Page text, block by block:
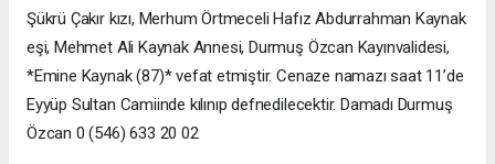
Şükrü Çakır kızı, Merhum Örtmeceli Hafız Abdurrahman Kaynak
eşi, Mehmet Ali Kaynak Annesi, Durmuş Özcan Kayınvalidesi,
*Emine Kaynak (87)* vefat etmiştir. Cenaze namazı saat 11’de
Eyyüp Sultan Camiinde kılınıp defnedilecektir. Damadı Durmuş
Özcan 0 (546) 633 20 02